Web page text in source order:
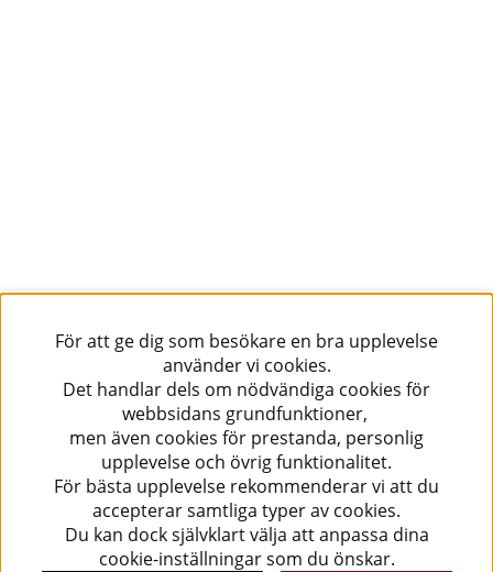
För att ge dig som besökare en bra upplevelse
använder vi cookies.
Det handlar dels om nödvändiga cookies för
webbsidans grundfunktioner,
men även cookies för prestanda, personlig
upplevelse och övrig funktionalitet.
För bästa upplevelse rekommenderar vi att du
accepterar samtliga typer av cookies.
Du kan dock självklart välja att anpassa dina
cookie-inställningar som du önskar.